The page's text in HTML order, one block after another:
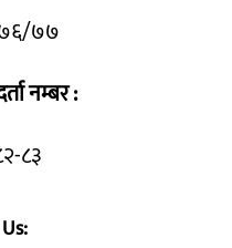
७७
नम्बर :
८३